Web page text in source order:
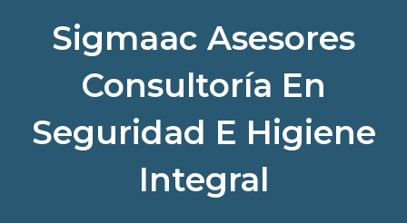
Sigmaac Asesores
Consultoría En
Seguridad E Higiene
Integral